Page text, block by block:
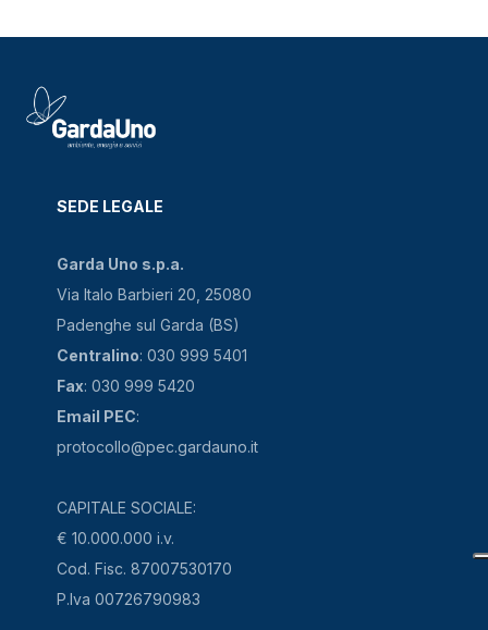
SEDE LEGALE
Garda Uno s.p.a.
Via Italo Barbieri 20, 25080
Padenghe sul Garda (BS)
Centralino: 030 999 5401
Fax: 030 999 5420
Email PEC:
protocollo@pec.gardauno.it
CAPITALE SOCIALE:
€ 10.000.000 i.v.
Cod. Fisc. 87007530170
P.Iva 00726790983